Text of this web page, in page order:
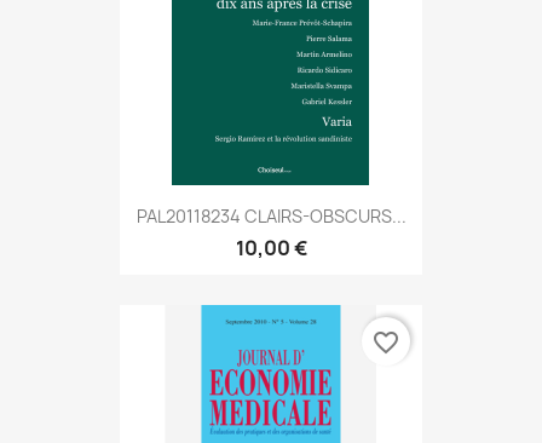
PAL20118234 CLAIRS-OBSCURS...
10,00 €
favorite_border